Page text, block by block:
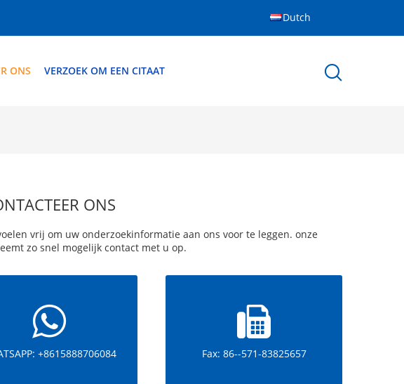
Dutch
ONS VERZOEK OM EEN CITAAT
ONS
vrij om uw onderzoekinformatie aan ons voor te leggen. onze
zo snel mogelijk contact met u op.
+8615888706084 Fax: 86--571-83825657